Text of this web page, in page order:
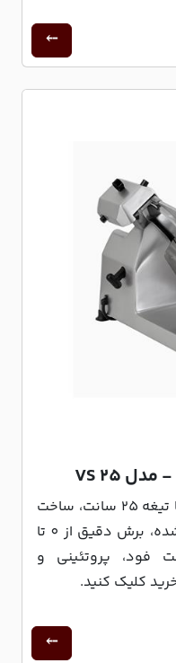
کالباس بر اوماس مدل VS 25 با تیغه 25 سانت، ساخت
ایتالیا. بدنه آلومینیوم آنودایز شده، برش دقیق از 0 تا
فود، پروتئینی و
کلیک کنید.